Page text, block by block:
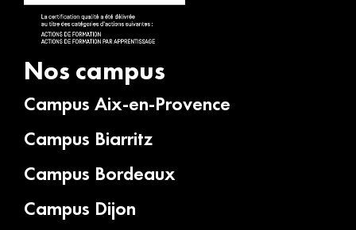
Nos campus
Campus Aix-en-Provence
Campus Biarritz
Campus Bordeaux
Campus Dijon